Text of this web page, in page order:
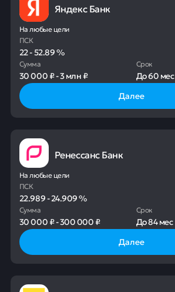
Яндекс Банк
На любые цели
ПСК
22-52.89%
Сумма
30 000 ₽-3 млн ₽
Срок
До60 мес
Далее
Ренессанс Банк
На любые цели
ПСК
22.989-24.909%
Сумма
30 000 ₽-300 000 ₽
Срок
До84 мес
Далее